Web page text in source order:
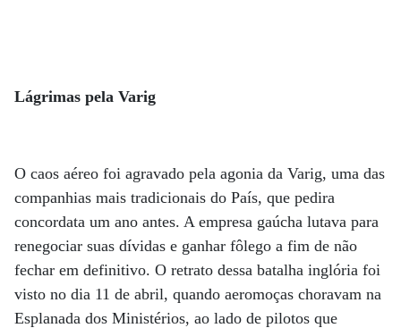
Lágrimas pela Varig
O caos aéreo foi agravado pela agonia da Varig, uma das
companhias mais tradicionais do País, que pedira
concordata um ano antes. A empresa gaúcha lutava para
renegociar suas dívidas e ganhar fôlego a fim de não
fechar em definitivo. O retrato dessa batalha inglória foi
visto no dia 11 de abril, quando aeromoças choravam na
Esplanada dos Ministérios, ao lado de pilotos que